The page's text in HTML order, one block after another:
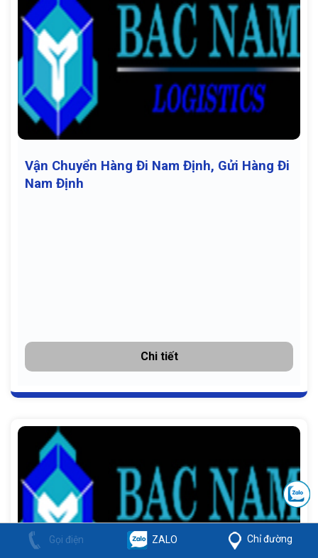
Gọi điện ZALO Chỉ đường
Vận Chuyển Hàng Đi Nam Định, Gửi Hàng Đi
Nam Định
Chi tiết